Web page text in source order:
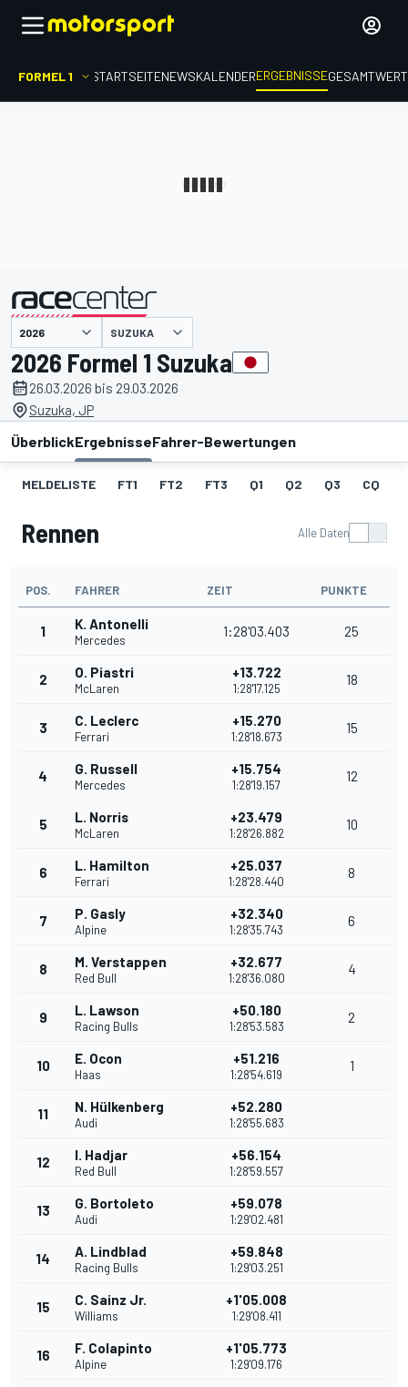
FORMEL 1 STARTSEITENEWSKALENDERERGEBNISSE
SUZUKA
2026 Formel 1 Suzuka
26.03.2026 bis 29.03.2026
Suzuka, JP
ÜberblickErgebnisseFahrer-Bewertungen
MELDELISTE FT1 FT2 FT3 Q1 Q2 Q3 CQ
Rennen Alle Daten
POS. FAHRER ZEIT PUNKTE
1 K. Antonelli
Mercedes
1:28'03.403 25
2 O. Piastri
McLaren
+13.722
1:28'17.125
18
3 C. Leclerc
Ferrari
+15.270
1:28'18.673
15
4 G. Russell
Mercedes
+15.754
1:28'19.157
12
5 L. Norris
McLaren
+23.479
1:28'26.882
10
6 L. Hamilton
Ferrari
+25.037
1:28'28.440
8
7 P. Gasly
Alpine
+32.340
1:28'35.743
6
8 M. Verstappen
Red Bull
+32.677
1:28'36.080
4
9 L. Lawson
Racing Bulls
+50.180
1:28'53.583
2
10 E. Ocon
Haas
+51.216
1:28'54.619
1
11 N. Hülkenberg
Audi
+52.280
1:28'55.683
12 I. Hadjar
Red Bull
+56.154
1:28'59.557
13 G. Bortoleto
Audi
+59.078
1:29'02.481
14 A. Lindblad
Racing Bulls
+59.848
1:29'03.251
15 C. Sainz Jr.
Williams
+1'05.008
1:29'08.411
16 F. Colapinto
Alpine
+1'05.773
1:29'09.176